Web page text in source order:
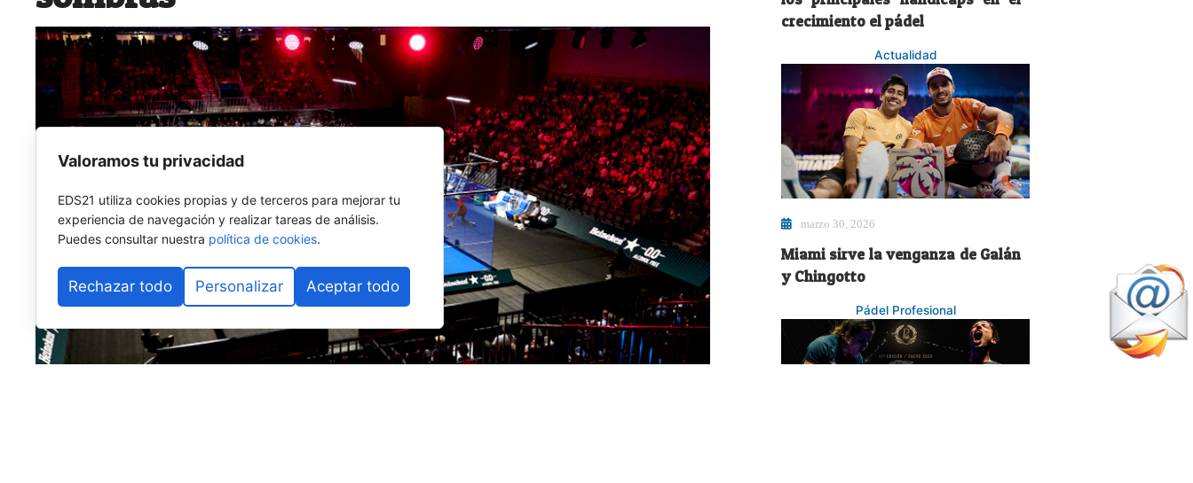
crecimiento el pádel
Actualidad
marzo 30, 2026
Miami sirve la venganza de Galán
y Chingotto
Pádel Profesional
Valoramos tu privacidad
EDS21 utiliza cookies propias y de terceros para mejorar tu
experiencia de navegación y realizar tareas de análisis.
Puedes consultar nuestra política de cookies.
Rechazar todo Personalizar Aceptar todo